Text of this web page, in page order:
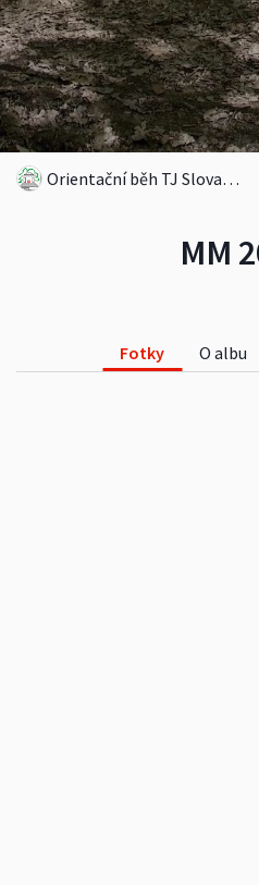
MM
Orientační běh TJ Slovan Luhačovice
Fotky O albu